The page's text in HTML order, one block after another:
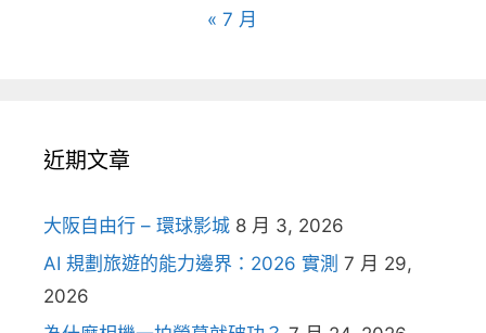
« 7 月
近期文章
大阪自由行 – 環球影城 8 月 3, 2026
AI 規劃旅遊的能力邊界：2026 實測 7 月 29,
2026